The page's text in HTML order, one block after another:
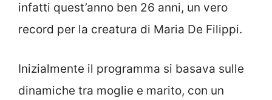
infatti quest’anno ben 26 anni, un vero
record per la creatura di Maria De Filippi.
Inizialmente il programma si basava sulle
dinamiche tra moglie e marito, con un